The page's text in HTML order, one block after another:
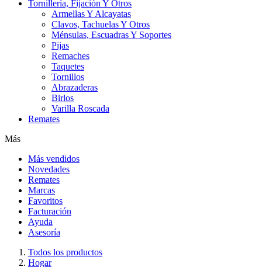
Tornillería, Fijación Y Otros
Armellas Y Alcayatas
Clavos, Tachuelas Y Otros
Ménsulas, Escuadras Y Soportes
Pijas
Remaches
Taquetes
Tornillos
Abrazaderas
Birlos
Varilla Roscada
Remates
Más
Más vendidos
Novedades
Remates
Marcas
Favoritos
Facturación
Ayuda
Asesoría
Todos los productos
Hogar